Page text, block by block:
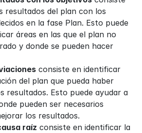
resultados del plan con los
en la fase Plan. Esto puede
áreas en las que el plan no
y donde se pueden hacer
consiste en identificar
del plan que pueda haber
resultados. Esto puede ayudar a
pueden ser necesarios
los resultados.
raíz consiste en identificar la